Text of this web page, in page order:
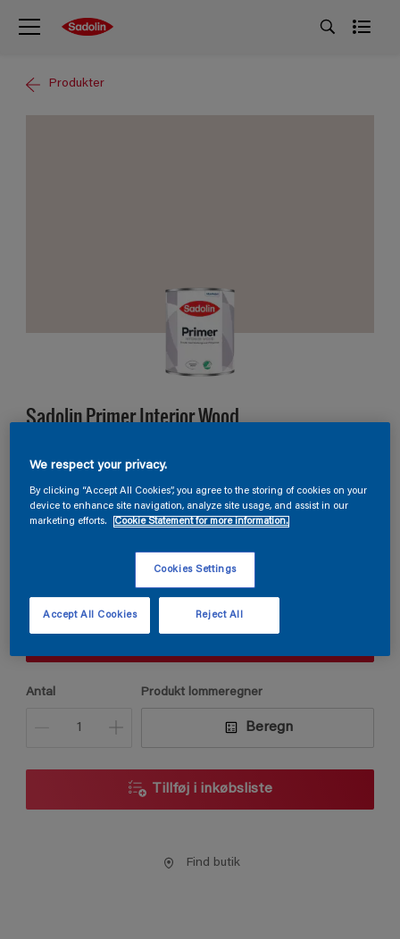
Produkter
Sadolin Primer Interior Wood
GRUNDER TRÆ - EFFEKTIV VEDHÆFTNING Til indendørs
Størrelse
Antal Produkt lommeregner
Beregn
Tillføj i inkøbsliste
Find butik
We respect your privacy.
By clicking “Accept All Cookies”, you agree to the storing of cookies on your
device to enhance site navigation, analyze site usage, and assist in our
marketing efforts.
Cookie Statement for more information.
Cookies Settings
Reject All
Accept All Cookies